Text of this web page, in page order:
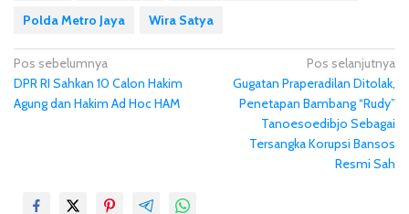
Polda Metro Jaya
Wira Satya
N
a
v
Pos sebelumnya
DPR RI Sahkan 10 Calon Hakim
Agung dan Hakim Ad Hoc HAM
Pos selanjutnya
Gugatan Praperadilan Ditolak,
Penetapan Bambang “Rudy”
Tanoesoedibjo Sebagai
Tersangka Korupsi Bansos
Resmi Sah